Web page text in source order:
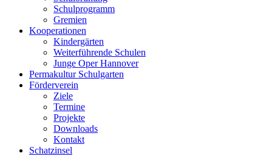
Schulprogramm
Gremien
Kooperationen
Kindergärten
Weiterführende Schulen
Junge Oper Hannover
Permakultur Schulgarten
Förderverein
Ziele
Termine
Projekte
Downloads
Kontakt
Schatzinsel